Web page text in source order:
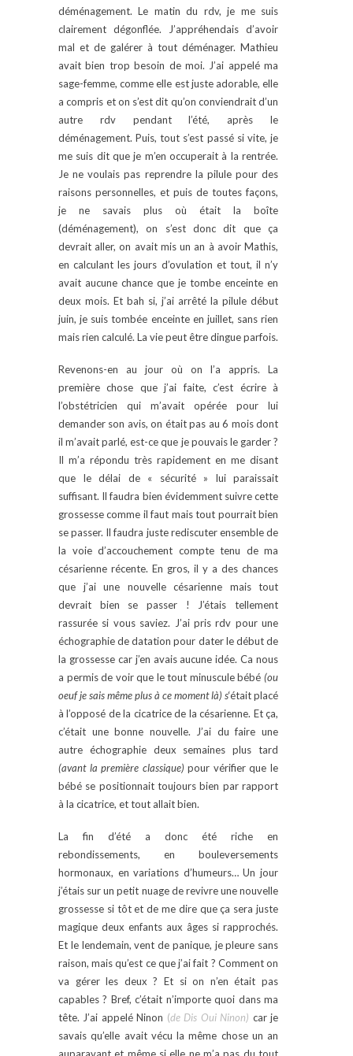
déménagement. Le matin du rdv, je me suis
clairement dégonflée. J’appréhendais d’avoir
mal et de galérer à tout déménager. Mathieu
avait bien trop besoin de moi. J’ai appelé ma
sage-femme, comme elle est juste adorable, elle
a compris et on s’est dit qu’on conviendrait d’un
autre rdv pendant l’été, après le
déménagement. Puis, tout s’est passé si vite, je
me suis dit que je m’en occuperait à la rentrée.
Je ne voulais pas reprendre la pilule pour des
raisons personnelles, et puis de toutes façons,
je ne savais plus où était la boîte
(déménagement), on s’est donc dit que ça
devrait aller, on avait mis un an à avoir Mathis,
en calculant les jours d’ovulation et tout, il n’y
avait aucune chance que je tombe enceinte en
deux mois. Et bah si, j’ai arrêté la pilule début
juin, je suis tombée enceinte en juillet, sans rien
mais rien calculé. La vie peut être dingue parfois.
Revenons-en au jour où on l’a appris. La
première chose que j’ai faite, c’est écrire à
l’obstétricien qui m’avait opérée pour lui
demander son avis, on était pas au 6 mois dont
il m’avait parlé, est-ce que je pouvais le garder ?
Il m’a répondu très rapidement en me disant
que le délai de « sécurité » lui paraissait
suffisant. Il faudra bien évidemment suivre cette
grossesse comme il faut mais tout pourrait bien
se passer. Il faudra juste rediscuter ensemble de
la voie d’accouchement compte tenu de ma
césarienne récente. En gros, il y a des chances
que j’ai une nouvelle césarienne mais tout
devrait bien se passer ! J’étais tellement
rassurée si vous saviez. J’ai pris rdv pour une
échographie de datation pour dater le début de
la grossesse car j’en avais aucune idée. Ca nous
a permis de voir que le tout minuscule bébé (ou
oeuf je sais même plus à ce moment là) s‘était placé
à l’opposé de la cicatrice de la césarienne. Et ça,
c’était une bonne nouvelle. J’ai du faire une
autre échographie deux semaines plus tard
(avant la première classique) pour vérifier que le
bébé se positionnait toujours bien par rapport
à la cicatrice, et tout allait bien.
La fin d’été a donc été riche en
rebondissements, en bouleversements
hormonaux, en variations d’humeurs… Un jour
j’étais sur un petit nuage de revivre une nouvelle
grossesse si tôt et de me dire que ça sera juste
magique deux enfants aux âges si rapprochés.
Et le lendemain, vent de panique, je pleure sans
raison, mais qu’est ce que j’ai fait ? Comment on
va gérer les deux ? Et si on n’en était pas
capables ? Bref, c’était n’importe quoi dans ma
tête. J’ai appelé Ninon (de Dis Oui Ninon) car je
savais qu’elle avait vécu la même chose un an
auparavant et même si elle ne m’a pas du tout